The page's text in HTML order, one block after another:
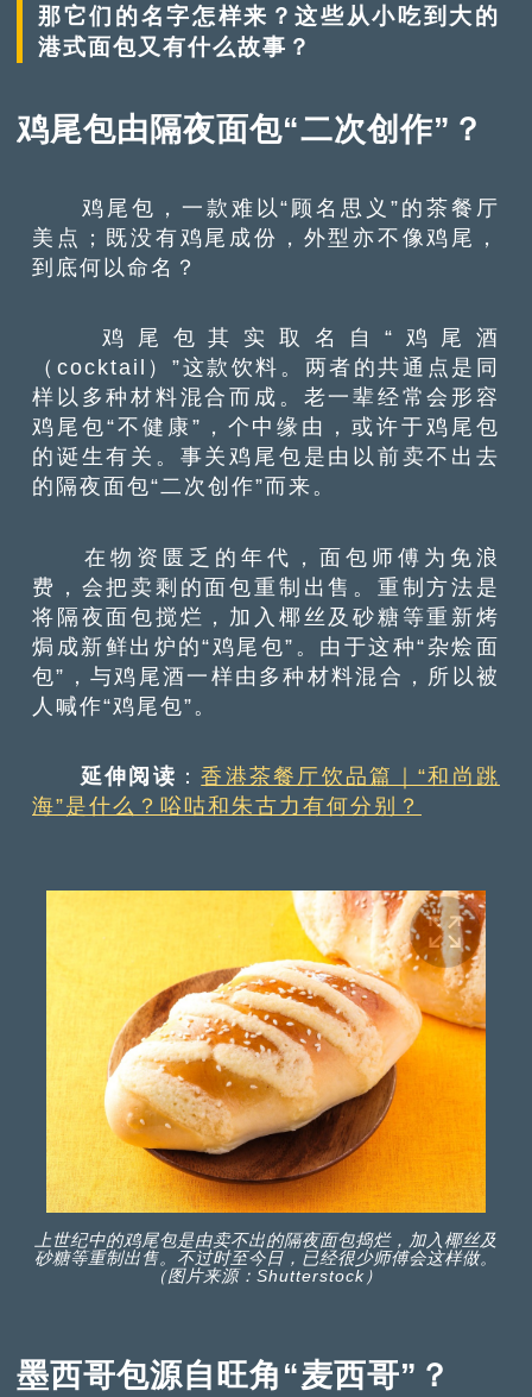
那它们的名字怎样来？这些从小吃到大的
港式面包又有什么故事？
鸡尾包由隔夜面包“二次创作”？
鸡尾包，一款难以“顾名思义”的茶餐厅
美点；既没有鸡尾成份，外型亦不像鸡尾，
到底何以命名？
鸡尾包其实取名自“鸡尾酒
（cocktail）”这款饮料。两者的共通点是同
样以多种材料混合而成。老一辈经常会形容
鸡尾包“不健康”，个中缘由，或许于鸡尾包
的诞生有关。事关鸡尾包是由以前卖不出去
的隔夜面包“二次创作”而来。
在物资匮乏的年代，面包师傅为免浪
费，会把卖剩的面包重制出售。重制方法是
将隔夜面包搅烂，加入椰丝及砂糖等重新烤
焗成新鲜出炉的“鸡尾包”。由于这种“杂烩面
包”，与鸡尾酒一样由多种材料混合，所以被
人喊作“鸡尾包”。
延伸阅读 ：香港茶餐厅饮品篇｜“和尚跳
海”是什么？唂咕和朱古力有何分别？
上世纪中的鸡尾包是由卖不出的隔夜面包捣烂，加入椰丝及
砂糖等重制出售。不过时至今日，已经很少师傅会这样做。
（图片来源：Shutterstock）
墨西哥包源自旺角“麦西哥”？